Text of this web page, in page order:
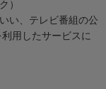
）
い、テレビ番組の公
用したサービスに